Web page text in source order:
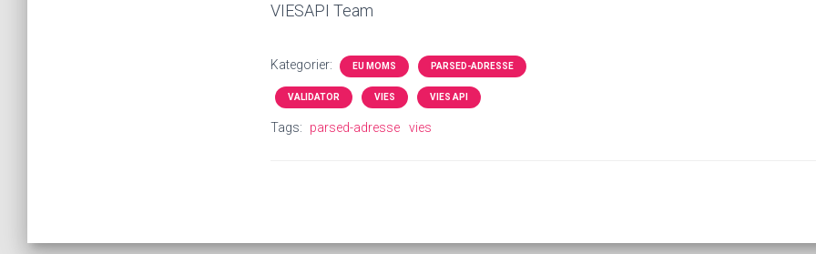
VIESAPI Team
Kategorier: EU MOMS PARSED-ADRESSE
VALIDATOR VIES VIES API
Tags: parsed-adresse vies